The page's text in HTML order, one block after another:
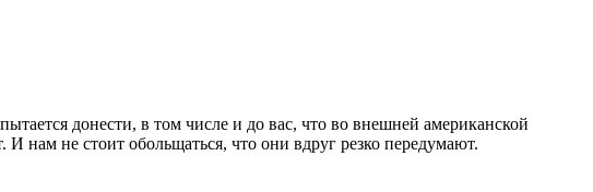
донести, в том числе и до вас, что во внешней американской
нам не стоит обольщаться, что они вдруг резко передумают.